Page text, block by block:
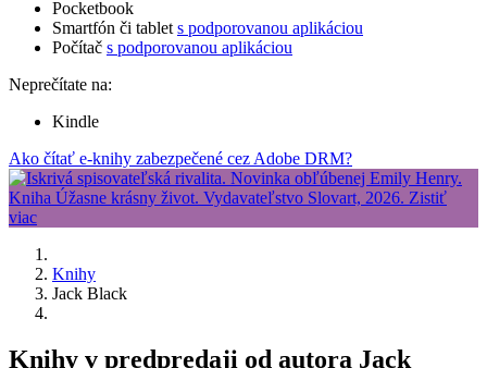
Pocketbook
Smartfón či tablet s podporovanou aplikáciou
Počítač s podporovanou aplikáciou
Neprečítate na:
Kindle
Ako čítať e-knihy zabezpečené cez Adobe DRM?
Knihy
Jack Black
Knihy v predpredaji od autora Jack